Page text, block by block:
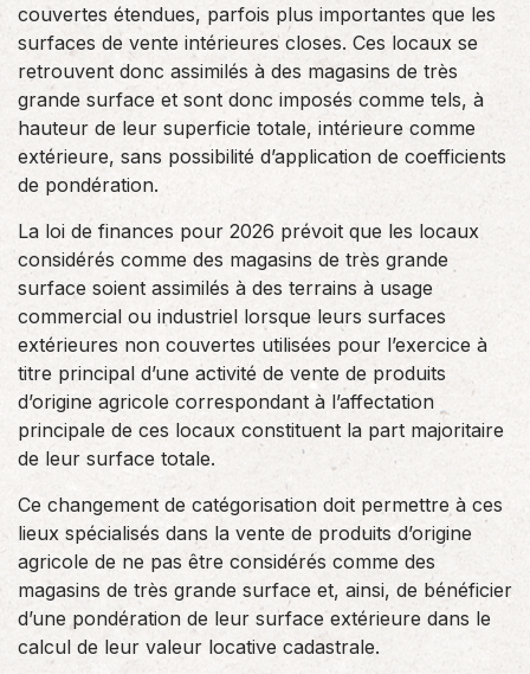
couvertes étendues, parfois plus importantes que les
surfaces de vente intérieures closes. Ces locaux se
retrouvent donc assimilés à des magasins de très
grande surface et sont donc imposés comme tels, à
hauteur de leur superficie totale, intérieure comme
extérieure, sans possibilité d’application de coefficients
de pondération.
La loi de finances pour 2026 prévoit que les locaux
considérés comme des magasins de très grande
surface soient assimilés à des terrains à usage
commercial ou industriel lorsque leurs surfaces
extérieures non couvertes utilisées pour l’exercice à
titre principal d’une activité de vente de produits
d’origine agricole correspondant à l’affectation
principale de ces locaux constituent la part majoritaire
de leur surface totale.
Ce changement de catégorisation doit permettre à ces
lieux spécialisés dans la vente de produits d’origine
agricole de ne pas être considérés comme des
magasins de très grande surface et, ainsi, de bénéficier
d’une pondération de leur surface extérieure dans le
calcul de leur valeur locative cadastrale.